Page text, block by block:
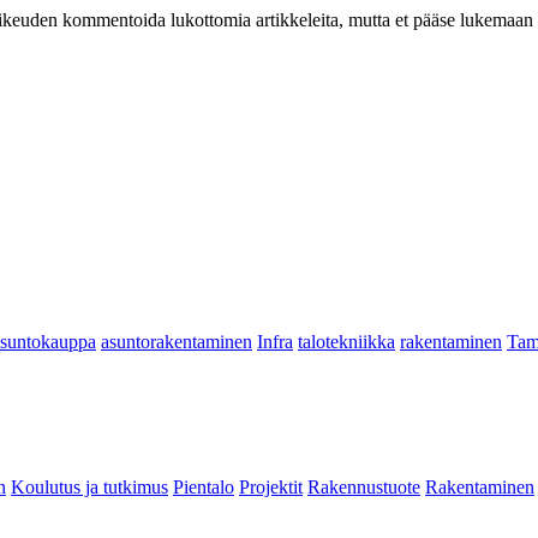
kommentoida lukottomia artikkeleita, mutta et pääse
asuntorakentaminen Infra talotekniikka rakentaminen
Koulutus ja tutkimus Pientalo Projektit Rakennustuote Rakentaminen